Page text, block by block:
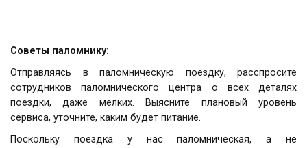
Советы паломнику:
Отправляясь в паломническую поездку, расспросите
сотрудников паломнического центра о всех деталях
поездки, даже мелких. Выясните плановый уровень
сервиса, уточните, каким будет питание.
Поскольку поездка у нас паломническая, а не